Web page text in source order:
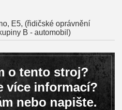
E5, (řidičské oprávnění
B - automobil)
o tento stroj?
více informací?
nebo napište.